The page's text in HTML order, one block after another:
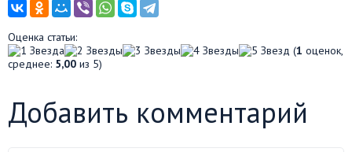
Оценка статьи:
(1 оценок,
среднее: 5,00 из 5)
Добавить комментарий